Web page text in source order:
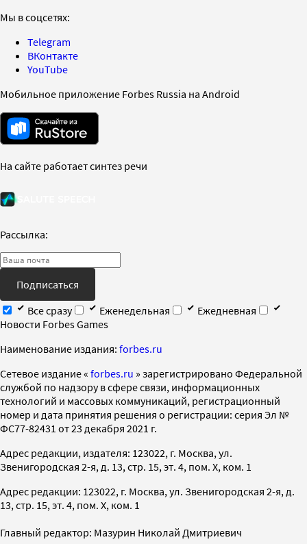
Мы в соцсетях:
Telegram
ВКонтакте
YouTube
Мобильное приложение Forbes Russia на Android
На сайте работает синтез речи
Рассылка:
Подписаться
Все сразу
Еженедельная
Ежедневная
Новости Forbes Games
Наименование издания: forbes.ru
Cетевое издание « forbes.ru » зарегистрировано Федеральной
службой по надзору в сфере связи, информационных
технологий и массовых коммуникаций, регистрационный
номер и дата принятия решения о регистрации: серия Эл №
ФС77-82431 от 23 декабря 2021 г.
Адрес редакции, издателя: 123022, г. Москва, ул.
Звенигородская 2-я, д. 13, стр. 15, эт. 4, пом. X, ком. 1
Адрес редакции: 123022, г. Москва, ул. Звенигородская 2-я, д.
13, стр. 15, эт. 4, пом. X, ком. 1
Главный редактор: Мазурин Николай Дмитриевич